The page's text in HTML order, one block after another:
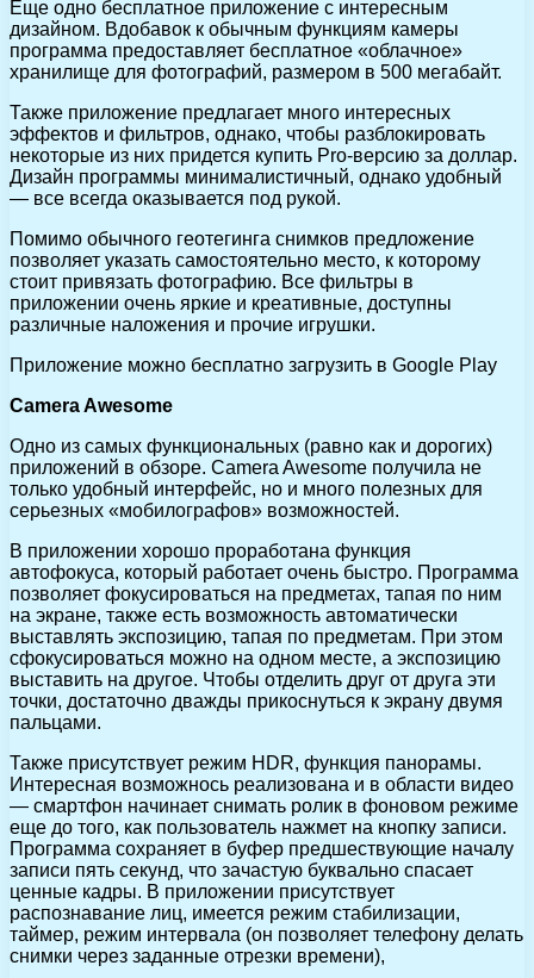
Еще одно бесплатное приложение с интересным
дизайном. Вдобавок к обычным функциям камеры
программа предоставляет бесплатное «облачное»
хранилище для фотографий, размером в 500 мегабайт.
Также приложение предлагает много интересных
эффектов и фильтров, однако, чтобы разблокировать
некоторые из них придется купить Pro-версию за доллар.
Дизайн программы минималистичный, однако удобный
— все всегда оказывается под рукой.
Помимо обычного геотегинга снимков предложение
позволяет указать самостоятельно место, к которому
стоит привязать фотографию. Все фильтры в
приложении очень яркие и креативные, доступны
различные наложения и прочие игрушки.
Приложение можно бесплатно загрузить в Google Play
Camera Awesome
Одно из самых функциональных (равно как и дорогих)
приложений в обзоре. Camera Awesome получила не
только удобный интерфейс, но и много полезных для
серьезных «мобилографов» возможностей.
В приложении хорошо проработана функция
автофокуса, который работает очень быстро. Программа
позволяет фокусироваться на предметах, тапая по ним
на экране, также есть возможность автоматически
выставлять экспозицию, тапая по предметам. При этом
сфокусироваться можно на одном месте, а экспозицию
выставить на другое. Чтобы отделить друг от друга эти
точки, достаточно дважды прикоснуться к экрану двумя
пальцами.
Также присутствует режим HDR, функция панорамы.
Интересная возможнось реализована и в области видео
— смартфон начинает снимать ролик в фоновом режиме
еще до того, как пользователь нажмет на кнопку записи.
Программа сохраняет в буфер предшествующие началу
записи пять секунд, что зачастую буквально спасает
ценные кадры. В приложении присутствует
распознавание лиц, имеется режим стабилизации,
таймер, режим интервала (он позволяет телефону делать
снимки через заданные отрезки времени),